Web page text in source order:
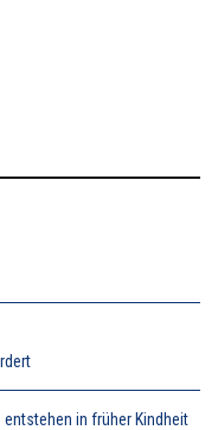
in früher Kindheit